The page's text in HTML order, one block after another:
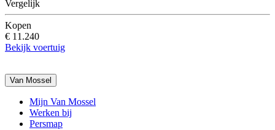
Vergelijk
Kopen
€ 11.240
Bekijk voertuig
Van Mossel
Mijn Van Mossel
Werken bij
Persmap